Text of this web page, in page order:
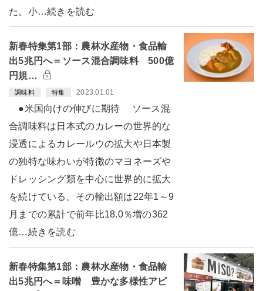
た。小…続きを読む
新春特集第1部：農林水産物・食品輸
出5兆円へ＝ソース混合調味料 500億
円規…
調味料 特集 2023.01.01
●米国向けの伸びに期待 ソース混
合調味料は日本式のカレーの世界的な
浸透によるカレールウの拡大や日本製
の独特な味わいが特徴のマヨネーズや
ドレッシング類を中心に世界的に拡大
を続けている。その輸出額は22年1～9
月までの累計で前年比18.0％増の362
億…続きを読む
新春特集第1部：農林水産物・食品輸
出5兆円へ＝味噌 豊かな多様性アピ